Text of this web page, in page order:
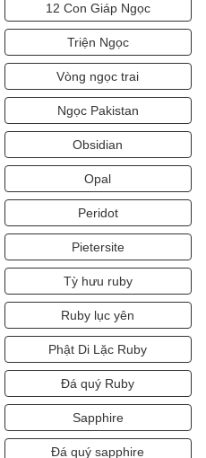
12 Con Giáp Ngọc
Triện Ngọc
Vòng ngọc trai
Ngọc Pakistan
Obsidian
Opal
Peridot
Pietersite
Tỳ hưu ruby
Ruby lục yên
Phật Di Lặc Ruby
Đá quý Ruby
Sapphire
Đá quý sapphire